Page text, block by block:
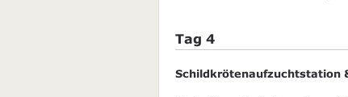
Tag 4
Schildkrötenaufzuchtstation